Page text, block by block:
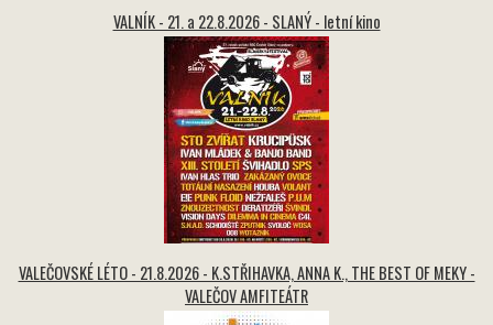
VALNÍK - 21. a 22.8.2026 - SLANÝ - letní kino
VALEČOVSKÉ LÉTO - 21.8.2026 - K.STŘIHAVKA, ANNA K., THE BEST OF MEKY -
VALEČOV AMFITEÁTR